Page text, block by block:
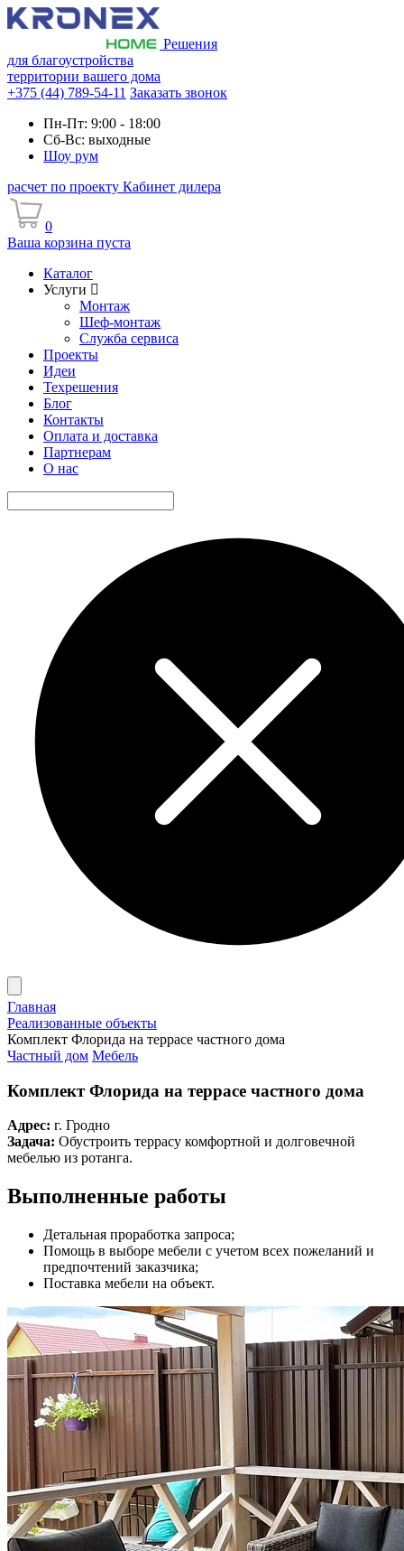
Решения
для благоустройства
территории вашего дома
+375 (44) 789-54-11 Заказать звонок
Пн-Пт: 9:00 - 18:00
Сб-Вс: выходные
Шоу рум
расчет по проекту Кабинет дилера
0
Ваша корзина пуста
Каталог
Услуги
Монтаж
Шеф-монтаж
Служба сервиса
Проекты
Идеи
Техрешения
Блог
Контакты
Оплата и доставка
Партнерам
О нас
Главная
Реализованные объекты
Комплект Флорида на террасе частного дома
Частный дом Мебель
Комплект Флорида на террасе частного дома
Адрес: г. Гродно
Задача: Обустроить террасу комфортной и долговечной
мебелью из ротанга.
Выполненные работы
Детальная проработка запроса;
Помощь в выборе мебели с учетом всех пожеланий и
предпочтений заказчика;
Поставка мебели на объект.